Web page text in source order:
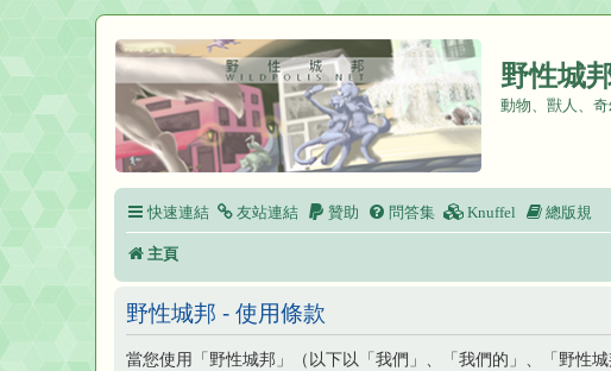
野性城
動物、獸人、
快速連結 友站連結 贊助 問答集 Knuffel 總版規
主頁
野性城邦 - 使用條款
當您使用「野性城邦」（以下以「我們」、「我們的」、「野性